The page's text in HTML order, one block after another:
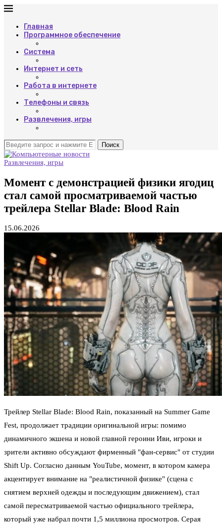
Главная
Программное обеспечение
Система
Интернет и сеть
Работа в интернете
Телефоны и связь
Развлечения, игры
Поиск
Развлечения, игры
Момент с демонстрацией физики ягодиц
стал самой просматриваемой частью
трейлера Stellar Blade: Blood Rain
15.06.2026
Трейлер Stellar Blade: Blood Rain, показанный на Summer Game
Fest, продолжает традиции оригинальной игры: помимо
динамичного экшена и новой главной героини Иви, игроки и
зрители активно обсуждают фирменный "фан-сервис" от студии
Shift Up. Согласно данным YouTube, момент, в котором камера
акцентирует внимание на "реалистичной физике" (сцена с
снятием верхней одежды и последующим движением), стал
самой пересматриваемой частью официального трейлера,
который уже набрал почти 1,5 миллиона просмотров. Серая